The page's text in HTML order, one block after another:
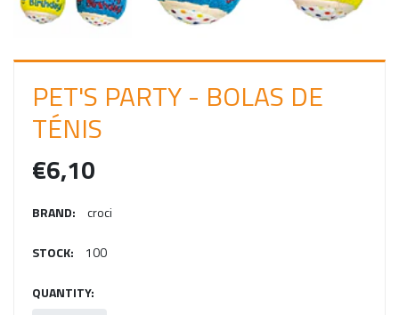
PET'S PARTY - BOLAS DE
TÉNIS
€6,10
BRAND: croci
STOCK: 100
QUANTITY: